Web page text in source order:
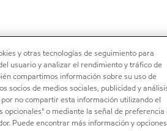
y otras tecnologías de seguimiento para
usuario y analizar el rendimiento y tráfico de
compartimos información sobre su uso de
socios de medios sociales, publicidad y
no compartir esta información utilizando el
opcionales" o mediante la señal de preferencia
Puede encontrar más información y